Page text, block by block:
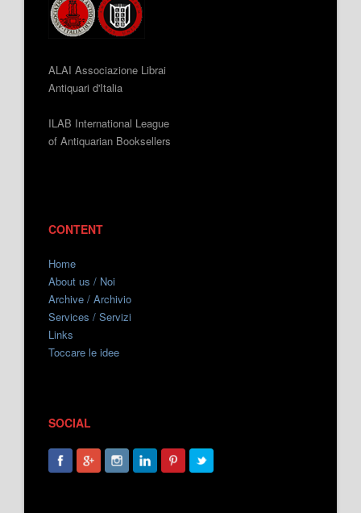
ALAI Associazione Librai
Antiquari d'Italia
ILAB International League
of Antiquarian Booksellers
CONTENT
Home
About us / Noi
Archive / Archivio
Services / Servizi
Links
Toccare le idee
SOCIAL